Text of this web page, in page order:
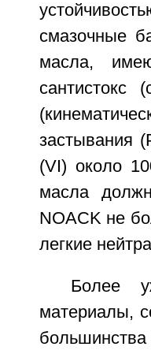
смазочные
масла,
застывания
(VI) около
масла
NOACK не
легкие
Более
материалы,